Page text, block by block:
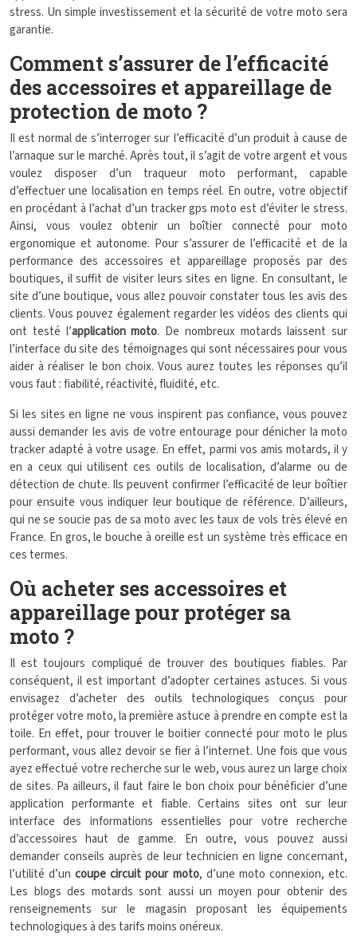
stress. Un simple investissement et la sécurité de votre moto sera
garantie.
Comment s’assurer de l’efficacité
des accessoires et appareillage de
protection de moto ?
Il est normal de s’interroger sur l’efficacité d’un produit à cause de
l’arnaque sur le marché. Après tout, il s’agit de votre argent et vous
voulez disposer d’un traqueur moto performant, capable
d’effectuer une localisation en temps réel. En outre, votre objectif
en procédant à l’achat d’un tracker gps moto est d’éviter le stress.
Ainsi, vous voulez obtenir un boîtier connecté pour moto
ergonomique et autonome. Pour s’assurer de l’efficacité et de la
performance des accessoires et appareillage proposés par des
boutiques, il suffit de visiter leurs sites en ligne. En consultant, le
site d’une boutique, vous allez pouvoir constater tous les avis des
clients. Vous pouvez également regarder les vidéos des clients qui
ont testé l’application moto. De nombreux motards laissent sur
l’interface du site des témoignages qui sont nécessaires pour vous
aider à réaliser le bon choix. Vous aurez toutes les réponses qu’il
vous faut : fiabilité, réactivité, fluidité, etc.
Si les sites en ligne ne vous inspirent pas confiance, vous pouvez
aussi demander les avis de votre entourage pour dénicher la moto
tracker adapté à votre usage. En effet, parmi vos amis motards, il y
en a ceux qui utilisent ces outils de localisation, d’alarme ou de
détection de chute. Ils peuvent confirmer l’efficacité de leur boîtier
pour ensuite vous indiquer leur boutique de référence. D’ailleurs,
qui ne se soucie pas de sa moto avec les taux de vols très élevé en
France. En gros, le bouche à oreille est un système très efficace en
ces termes.
Où acheter ses accessoires et
appareillage pour protéger sa
moto ?
Il est toujours compliqué de trouver des boutiques fiables. Par
conséquent, il est important d’adopter certaines astuces. Si vous
envisagez d’acheter des outils technologiques conçus pour
protéger votre moto, la première astuce à prendre en compte est la
toile. En effet, pour trouver le boitier connecté pour moto le plus
performant, vous allez devoir se fier à l’internet. Une fois que vous
ayez effectué votre recherche sur le web, vous aurez un large choix
de sites. Pa ailleurs, il faut faire le bon choix pour bénéficier d’une
application performante et fiable. Certains sites ont sur leur
interface des informations essentielles pour votre recherche
d’accessoires haut de gamme. En outre, vous pouvez aussi
demander conseils auprès de leur technicien en ligne concernant,
l’utilité d’uncoupe circuit pour moto, d’une moto connexion, etc.
Les blogs des motards sont aussi un moyen pour obtenir des
renseignements sur le magasin proposant les équipements
technologiques à des tarifs moins onéreux.